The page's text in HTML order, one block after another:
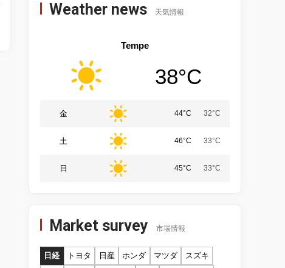
Weather news 天気情報
Tempe
38°C
金 44°C 32°C
土 46°C 33°C
日 45°C 33°C
Market survey 市場情報
日経 トヨタ 日産 ホンダ マツダ
スズキ